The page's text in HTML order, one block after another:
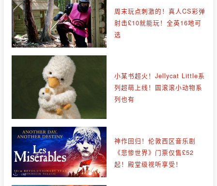
周末玩点刺激的！真人CS彩弹
射击£10就能玩！全英16地可
选
小某书超火！Jellycat Little系
列超萌上线！圆滚滚小动物系
列也有
神作回归！伦敦西区音乐剧
《悲惨世界》门票仅售£52
起！殿堂级视听享受！